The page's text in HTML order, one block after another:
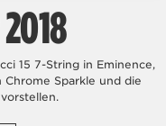
15 7-String in Eminence,
Sparkle und die